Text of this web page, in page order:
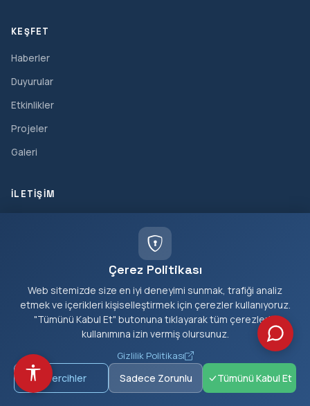
Çerez Politikası
Web sitemizde size en iyi deneyimi sunmak, trafiği analiz
etmek ve içerikleri kişiselleştirmek için çerezler kullanıyoruz.
"Tümünü Kabul Et" butonuna tıklayarak tüm çerezlerin
kullanımına izin vermiş olursunuz.
Gizlilik Politikası
Tercihler Sadece Zorunlu Tümünü Kabul Et
KEŞFET
Haberler
Duyurular
Etkinlikler
Projeler
Galeri
İLETIŞIM
(0232) 572 36 23 (Faks)
bilgi@kiraz.bel.tr
© 2026 Kiraz Belediyesi - Tüm Hakları Saklıdır.
Gizlilik Politikası
Site Haritası Popup Ayarları